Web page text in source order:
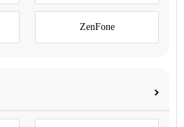
ZenFone